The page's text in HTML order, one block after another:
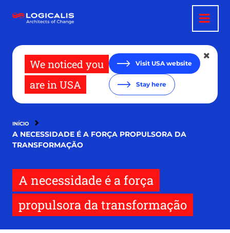
para
We noticed you
are in USA
Visit USA website
Stay here
INÍCIO
A NECESSIDADE É A FORÇA PROPULSORA DA
TRANSFORMAÇÃO
A necessidade é a força
propulsora da transformação